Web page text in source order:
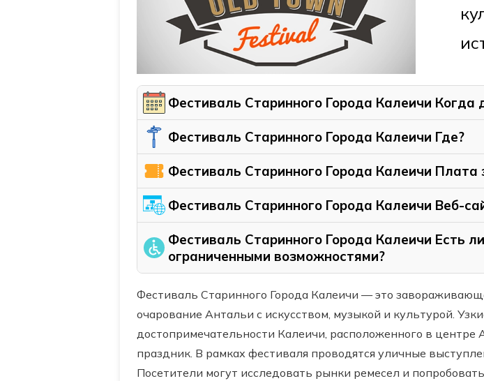
Фестиваль Старинного Города Калеичи Когда
Фестиваль Старинного Города Калеичи Где?
Фестиваль Старинного Города Калеичи Плата
Фестиваль Старинного Города Калеичи Веб-
Фестиваль Старинного Города Калеичи Есть
ограниченными возможностями?
Фестиваль Старинного Города Калеичи — это
очарование Антальи с искусством, музыкой и культурой.
достопримечательности Калеичи, расположенного в
праздник. В рамках фестиваля проводятся уличные
Посетители могут исследовать рынки ремесел и